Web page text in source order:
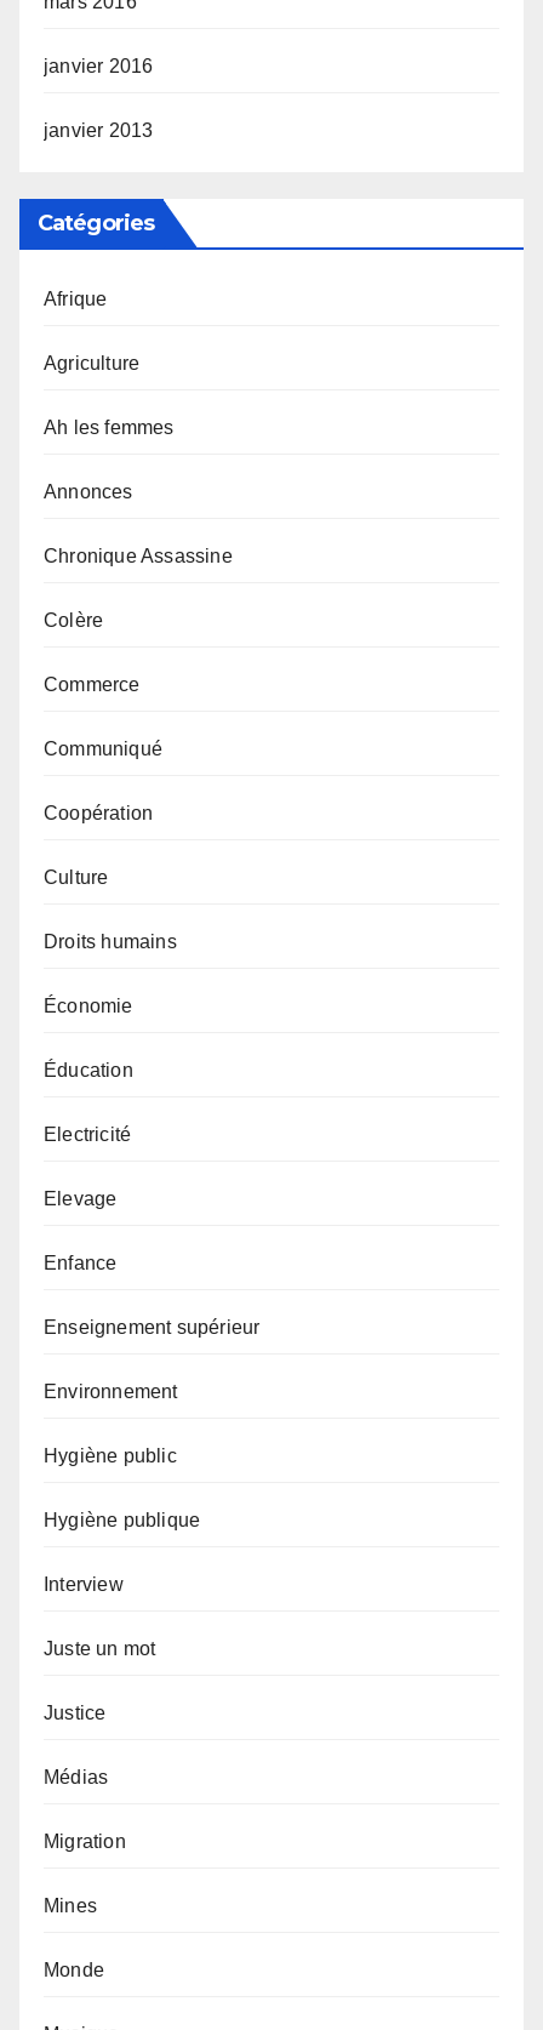
janvier 2016
janvier 2013
Catégories
Afrique
Agriculture
Ah les femmes
Annonces
Chronique Assassine
Colère
Commerce
Communiqué
Coopération
Culture
Droits humains
Économie
Éducation
Electricité
Elevage
Enfance
Enseignement supérieur
Environnement
Hygiène public
Hygiène publique
Interview
Juste un mot
Justice
Médias
Migration
Mines
Monde